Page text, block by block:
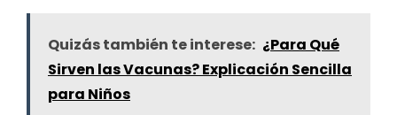
Quizás también te interese: ¿Para Qué
Sirven las Vacunas? Explicación Sencilla
para Niños